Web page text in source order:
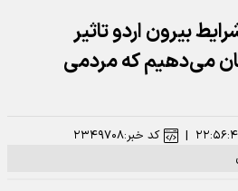
بیرون اردو تاثیر
می‌دهیم که مردمی
| کد خبر:۲۳۴۹۷۰۸